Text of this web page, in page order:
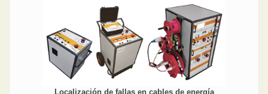
Localización de fallas en cables de energía